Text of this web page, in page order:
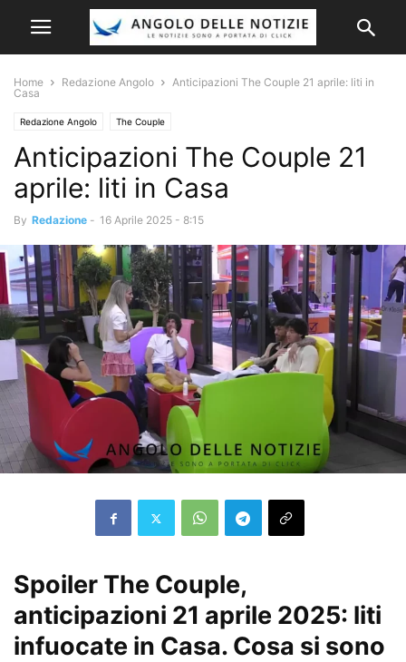
Home Redazione Angolo
Anticipazioni The Couple 21 aprile: liti in
Casa
Redazione Angolo The Couple
Anticipazioni The Couple 21
aprile: liti in Casa
By Redazione - 16 Aprile 2025 - 8:15
Spoiler The Couple,
anticipazioni 21 aprile 2025: liti
infuocate in Casa. Cosa si sono